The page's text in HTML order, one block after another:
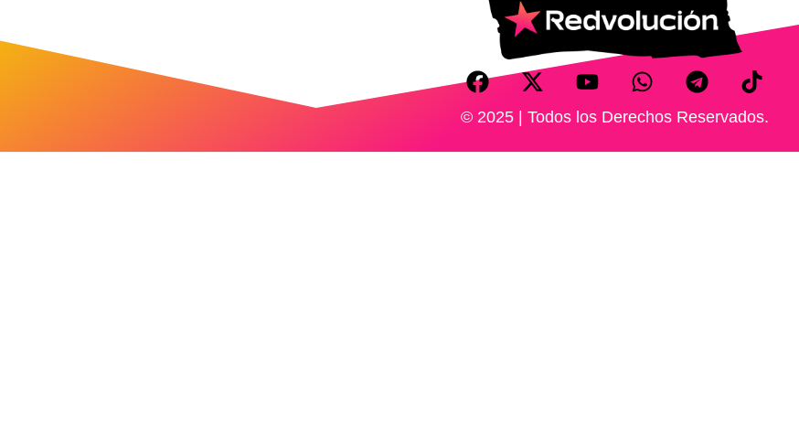
© 2025 | Todos los Derechos Reservados.